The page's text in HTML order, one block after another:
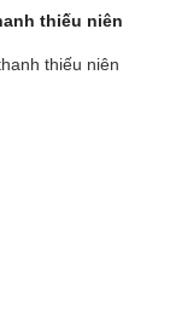
thiếu niên
thiếu niên